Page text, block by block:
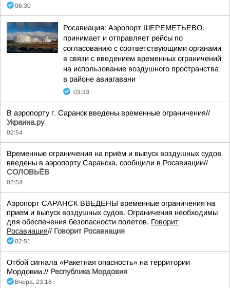
06:30
Росавиация: Аэропорт ШЕРЕМЕТЬЕВО.
принимает и отправляет рейсы по
согласованию с соответствующими органами
в связи с введением временных ограничений
на использование воздушного пространства
в районе авиагавани
03:33
В аэропорту г. Саранск введены временные ограничения//
Украина.ру
02:54
Временные ограничения на приём и выпуск воздушных судов
введены в аэропорту Саранска, сообщили в Росавиации//
СОЛОВЬЁВ
02:54
Аэропорт САРАНСК ВВЕДЕНЫ временные ограничения на
прием и выпуск воздушных судов. Ограничения необходимы
для обеспечения безопасности полетов. Говорит
Росавиация// Говорит Росавиация
02:51
Отбой сигнала «Ракетная опасность» на территории
Мордовии.// Республика Мордовия
Вчера, 23:18